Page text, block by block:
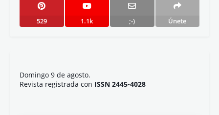
529 1.1k ;-) Únete
Domingo 9 de agosto.
Revista registrada con ISSN 2445-4028